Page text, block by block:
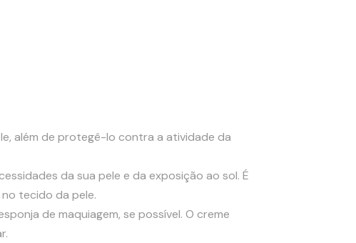
além de protegê-lo contra a atividade da
da sua pele e da exposição ao sol. É
tecido da pele.
de maquiagem, se possível. O creme